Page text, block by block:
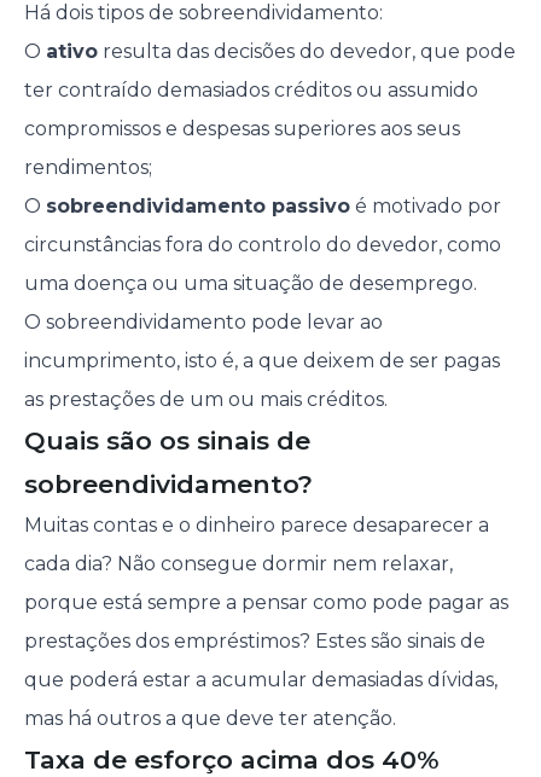
Há dois tipos de sobreendividamento:
O ativoresulta das decisões do devedor, que pode
ter contraído demasiados créditos ou assumido
compromissos e despesas superiores aos seus
rendimentos;
O sobreendividamento passivoé motivado por
circunstâncias fora do controlo do devedor, como
uma doença ou uma situação de desemprego.
O sobreendividamento pode levar ao
incumprimento, isto é, a que deixem de ser pagas
as prestações de um ou mais créditos.
Quais são os sinais de
sobreendividamento?
Muitas contas e o dinheiro parece desaparecer a
cada dia? Não consegue dormir nem relaxar,
porque está sempre a pensar como pode pagar as
prestações dos empréstimos? Estes são sinais de
que poderá estar a acumular demasiadas dívidas,
mas há outros a que deve ter atenção.
Taxa de esforço acima dos 40%